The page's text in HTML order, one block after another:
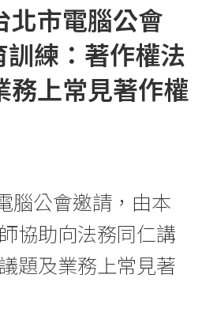
北市電腦公會
練：著作權法
務上常見著作權
腦公會邀請，由本
協助向法務同仁講
題及業務上常見著